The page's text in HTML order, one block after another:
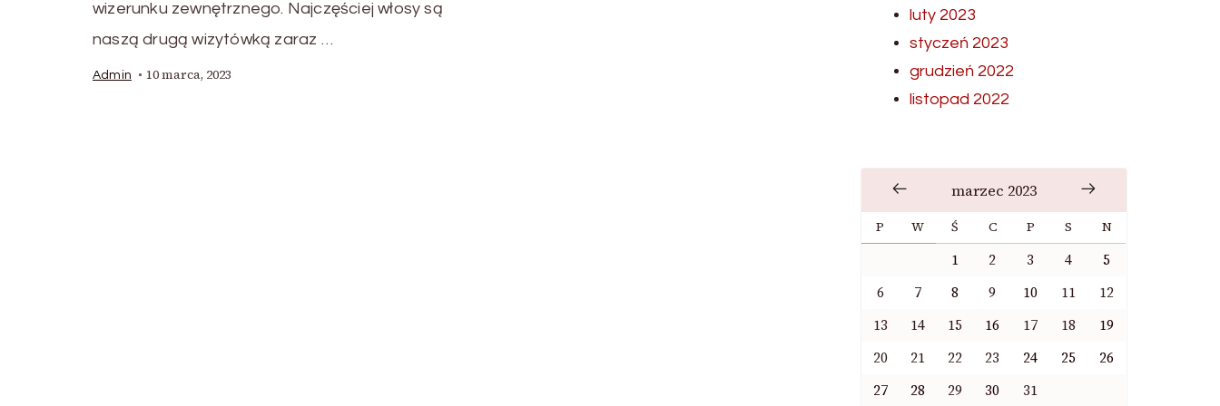
wizerunku zewnętrznego. Najczęściej włosy są
naszą drugą wizytówką zaraz …
Admin 10 marca, 2023
luty 2023
styczeń 2023
grudzień 2022
listopad 2022
marzec 2023
P W Ś C P S N
1 2 3 4
5
6
7 8 9 10 11
12
13
14 15 16 17 18
19
20
21 22 23 24 25
26
27
28 29 30 31